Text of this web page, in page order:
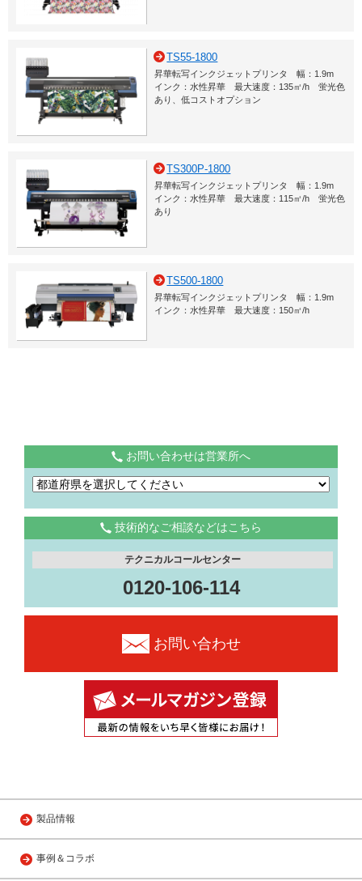
TS55-1800
昇華転写インクジェットプリンタ 幅：1.9m
インク：水性昇華 最大速度：135㎡/h 蛍光色
あり、低コストオプション
TS300P-1800
昇華転写インクジェットプリンタ 幅：1.9m
インク：水性昇華 最大速度：115㎡/h 蛍光色
あり
TS500-1800
昇華転写インクジェットプリンタ 幅：1.9m
インク：水性昇華 最大速度：150㎡/h
お問い合わせは営業所へ
技術的なご相談などはこちら
テクニカルコールセンター
0120-106-114
お問い合わせ
製品情報
事例＆コラボ